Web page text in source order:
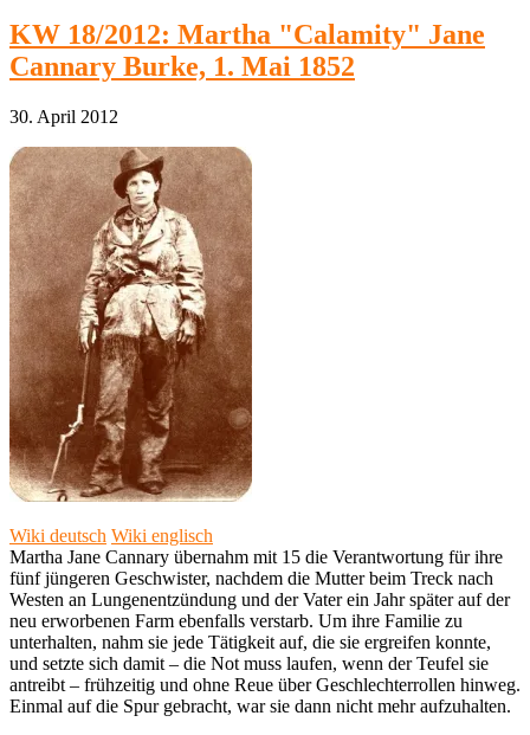
KW 18/2012: Martha "Calamity" Jane
Cannary Burke, 1. Mai 1852
30. April 2012
Wiki deutsch Wiki englisch
Martha Jane Cannary übernahm mit 15 die Verantwortung für ihre
fünf jüngeren Geschwister, nachdem die Mutter beim Treck nach
Westen an Lungenentzündung und der Vater ein Jahr später auf der
neu erworbenen Farm ebenfalls verstarb. Um ihre Familie zu
unterhalten, nahm sie jede Tätigkeit auf, die sie ergreifen konnte,
und setzte sich damit – die Not muss laufen, wenn der Teufel sie
antreibt – frühzeitig und ohne Reue über Geschlechterrollen hinweg.
Einmal auf die Spur gebracht, war sie dann nicht mehr aufzuhalten.